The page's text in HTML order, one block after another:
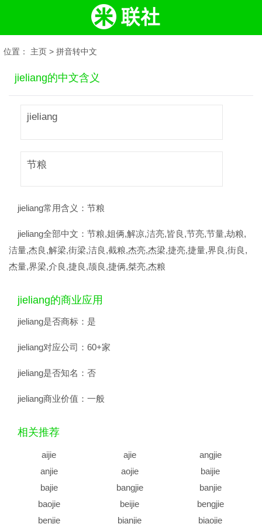
位置： 主页 > 拼音转中文
jieliang的中文含义
jieliang
节粮
jieliang常用含义： 节粮
jieliang全部中文： 节粮,姐俩,解凉,洁亮,皆良,节亮,节量,劫粮,
洁量,杰良,解梁,街梁,洁良,截粮,杰亮,杰梁,捷亮,捷量,界良,街良,
杰量,界梁,介良,捷良,颉良,捷俩,桀亮,杰粮
jieliang的商业应用
jieliang是否商标： 是
jieliang对应公司： 60+家
jieliang是否知名： 否
jieliang商业价值： 一般
相关推荐
aijie ajie
angjie
anjie
aojie
baijie
bajie
bangjie
banjie
baojie
beijie
bengjie
benjie
bianjie biaojie